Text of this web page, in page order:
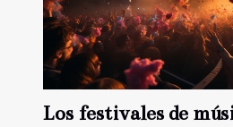
Los festivales de